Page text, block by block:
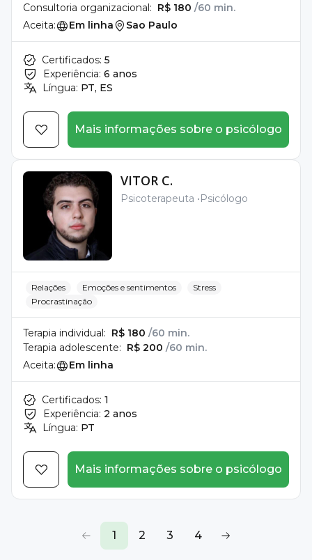
Consultoria organizacional: R$ 180 /60 min.
Aceita:
Em linha Sao Paulo
Certificados: 5
Experiência: 6 anos
Língua: PT, ES
Mais informações sobre o psicólogo
VITOR C.
Psicoterapeuta Psicólogo
Relações Emoções e sentimentos
Stress
Procrastinação
Terapia individual: R$ 180 /60 min.
Terapia adolescente: R$ 200 /60 min.
Aceita:
Em linha
Certificados: 1
Experiência: 2 anos
Língua: PT
Mais informações sobre o psicólogo
1 2 3 4